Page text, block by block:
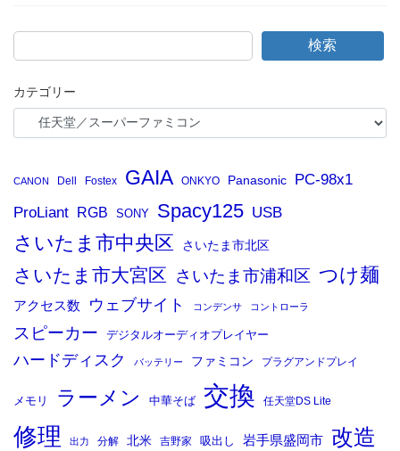
検索
カテゴリー
CANON Dell Fostex GAIA ONKYO Panasonic PC-98x1
ProLiant RGB SONY Spacy125 USB
さいたま市中央区 さいたま市北区
さいたま市大宮区 さいたま市浦和区 つけ麺
アクセス数 ウェブサイト コンデンサ コントローラ
スピーカー デジタルオーディオプレイヤー
ハードディスク バッテリー ファミコン プラグアンドプレイ
メモリ ラーメン 中華そば 交換 任天堂DS Lite
修理 出力 分解 北米 吉野家 吸出し 岩手県盛岡市 改造